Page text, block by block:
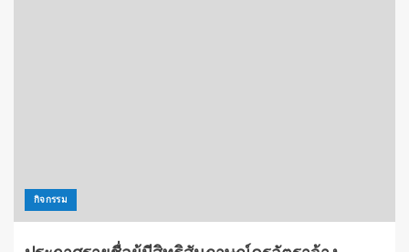
กิจกรรม